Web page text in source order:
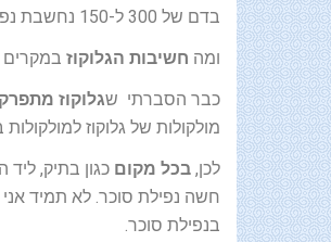
בדם של 300 ל-150 נחשבת נפילת סוכר אך שיטת הטיפול וההתאוששות במקרה זה שונה.
ומה חשיבות הגלוקוז במקרים
כבר הסברתי שגלוקוז
מולקולות של גלוקוז
לכן, בכל מקום כגון בתיק, ליד
חשה נפילת סוכר. לא תמיד אני
בנפילת סוכר.